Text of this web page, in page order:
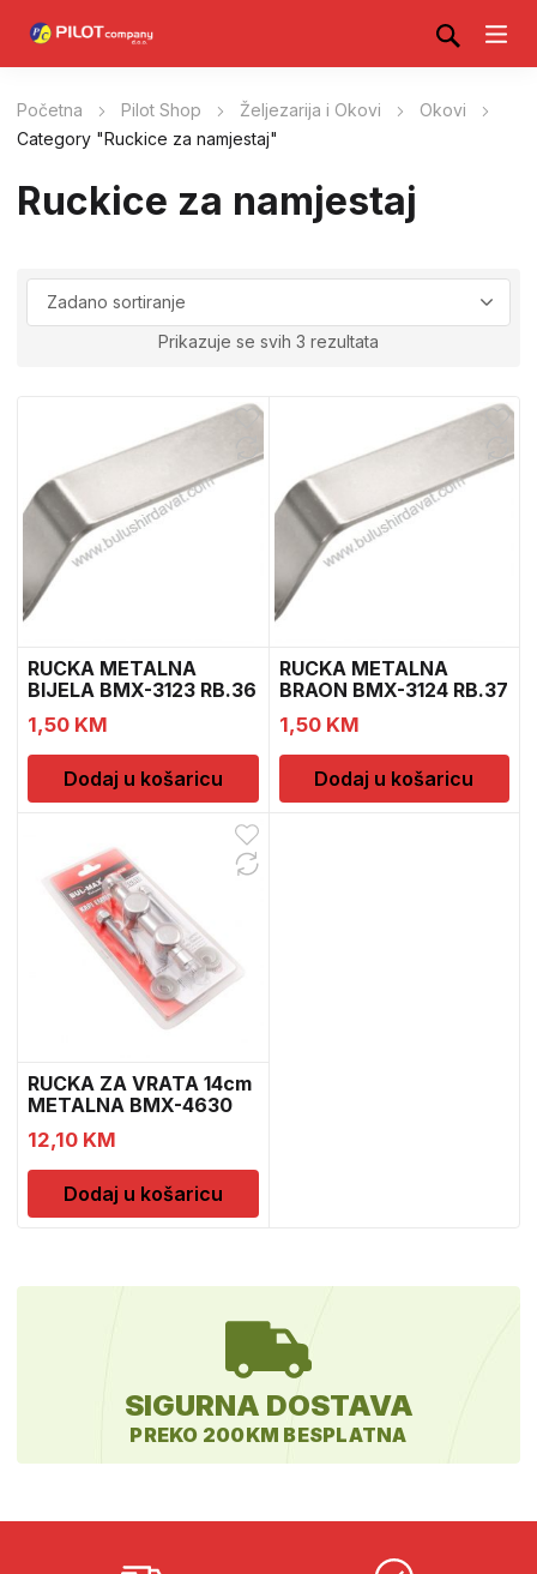
Početna Pilot Shop Željezarija i Okovi
Okovi
Category "Ruckice za namjestaj"
Ruckice za namjestaj
Prikazuje se svih 3 rezultata
RUCKA METALNA
BIJELA BMX-3123 RB.36
1,50 KM
Dodaj u košaricu
RUCKA METALNA
BRAON BMX-3124 RB.37
1,50 KM
Dodaj u košaricu
RUCKA ZA VRATA 14cm
METALNA BMX-4630
RB.
12,10 KM
Dodaj u košaricu
SIGURNA DOSTAVA
PREKO 200KM BESPLATNA